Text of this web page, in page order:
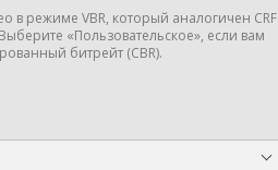
в режиме VBR, который аналогичен CRF
«Пользовательское», если вам
битрейт (CBR).